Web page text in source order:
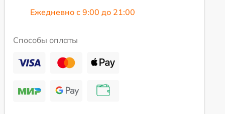
Ежедневно с 9:00 до 21:00
Способы оплаты